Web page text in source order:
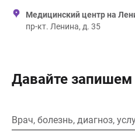
Медицинский центр на
пр-кт. Ленина, д. 35
Давайте запишем
Врач, болезнь, диагноз,